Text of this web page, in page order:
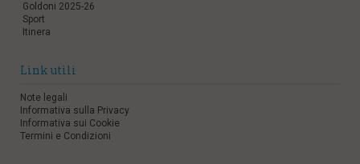
Goldoni 2025-26
Sport
Itinera
Link utili
Note legali
Informativa sulla Privacy
Informativa sui Cookie
Termini e Condizioni